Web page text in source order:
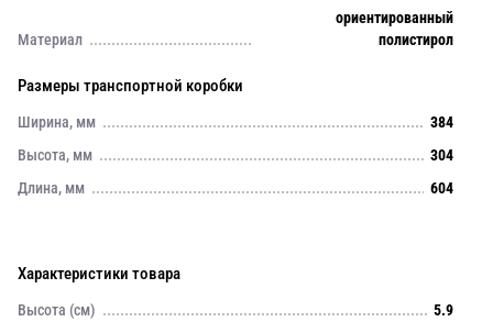
Материал
ориентированный
полистирол
Размеры транспортной коробки
Ширина, мм
384
Высота, мм
304
Длина, мм
604
Характеристики товара
Высота (см)
5.9